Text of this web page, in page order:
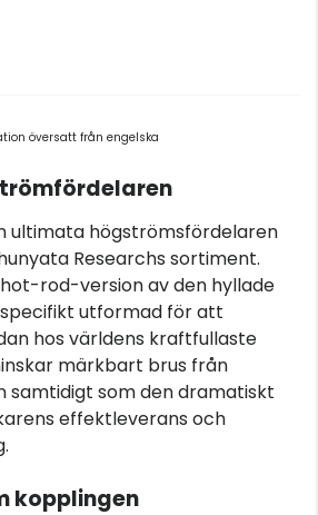
översatt från engelska
ultimata högströmsfördelaren
Researchs sortiment.
hot-rod-version av den hyllade
specifikt utformad för att
hos världens kraftfullaste
märkbart brus från
samtidigt som den dramatiskt
effektleverans och
kopplingen